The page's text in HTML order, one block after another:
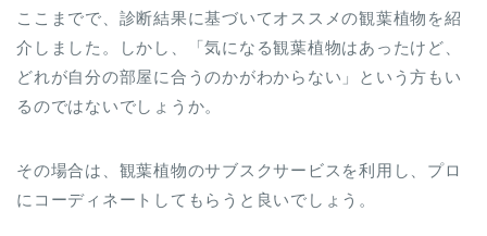
ここまでで、診断結果に基づいてオススメの観葉植物を紹
介しました。しかし、「気になる観葉植物はあったけど、
どれが自分の部屋に合うのかがわからない」という方もい
るのではないでしょうか。
その場合は、観葉植物のサブスクサービスを利用し、プロ
にコーディネートしてもらうと良いでしょう。